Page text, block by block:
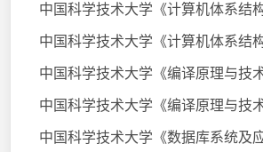
中国科学技术大学《计算机体系结
中国科学技术大学《计算机体系结
中国科学技术大学《编译原理与技
中国科学技术大学《编译原理与技
中国科学技术大学《数据库系统及